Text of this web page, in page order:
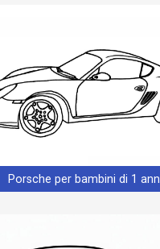
Porsche per bambini di 1